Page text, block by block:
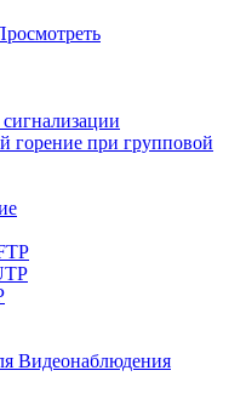
горение при групповой
Видеонаблюдения